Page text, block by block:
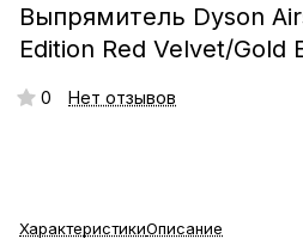
Выпрямитель Dyson
Edition Red Velvet/Gold
0 Нет отзывов
ХарактеристикиОписание